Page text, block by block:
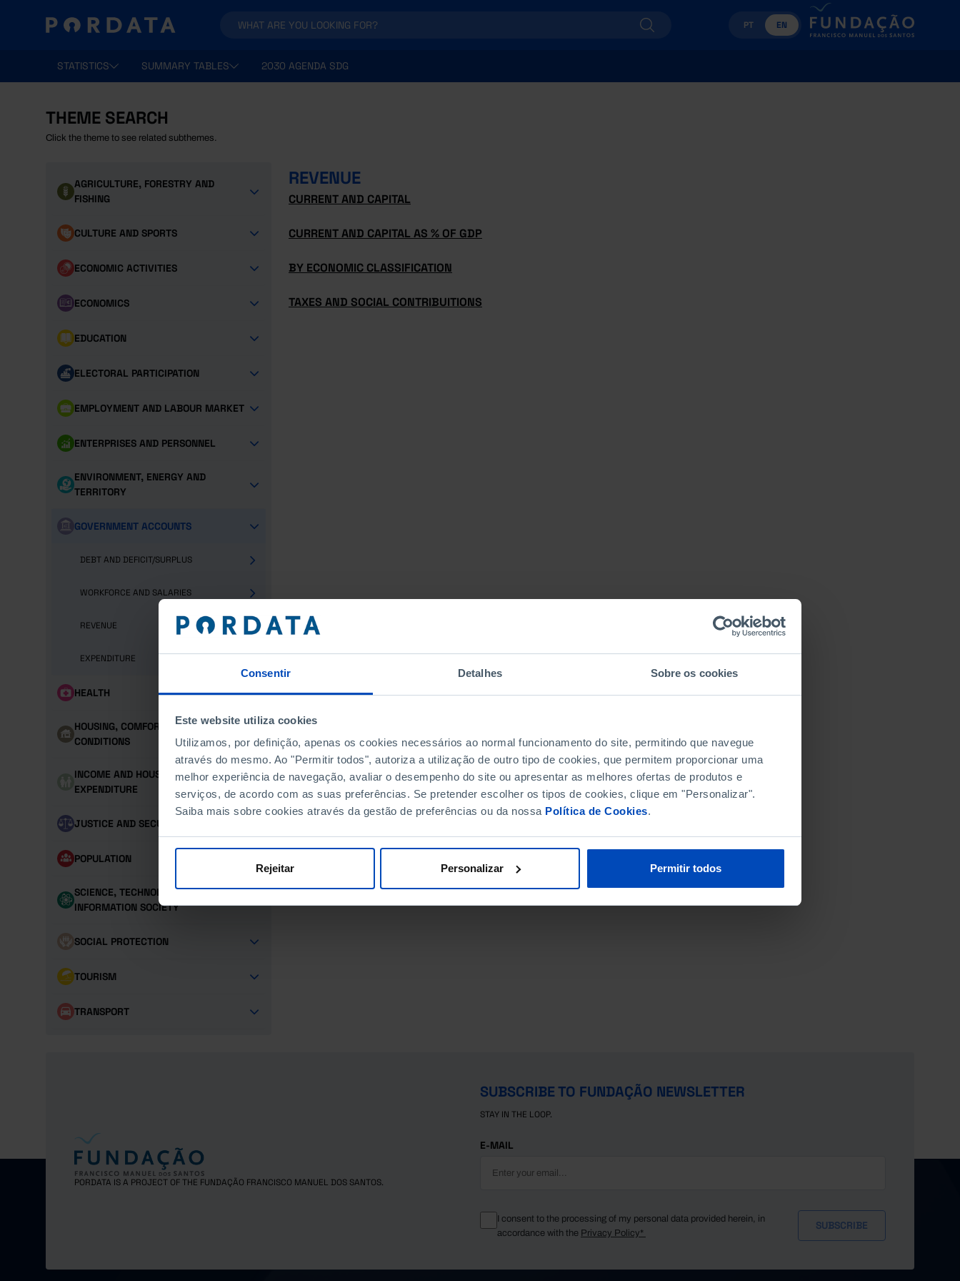
Consentir Detalhes Sobre os cookies
Este website utiliza cookies
Utilizamos, por definição, apenas os cookies necessários ao normal funcionamento do site, permitindo que navegue
através do mesmo. Ao "Permitir todos", autoriza a utilização de outro tipo de cookies, que permitem proporcionar uma
melhor experiência de navegação, avaliar o desempenho do site ou apresentar as melhores ofertas de produtos e
serviços, de acordo com as suas preferências. Se pretender escolher os tipos de cookies, clique em "Personalizar".
Saiba mais sobre cookies através da gestão de preferências ou da nossa Política de Cookies.
Rejeitar Personalizar Permitir todos
PT EN
STATISTICS SUMMARY TABLES 2030 AGENDA SDG
THEME SEARCH
Click the theme to see related subthemes.
AGRICULTURE, FORESTRY AND
FISHING
CULTURE AND SPORTS
ECONOMIC ACTIVITIES
ECONOMICS
EDUCATION
ELECTORAL PARTICIPATION
EMPLOYMENT AND LABOUR MARKET
ENTERPRISES AND PERSONNEL
ENVIRONMENT, ENERGY AND
TERRITORY
GOVERNMENT ACCOUNTS
DEBT AND DEFICIT/SURPLUS
WORKFORCE AND SALARIES
REVENUE
EXPENDITURE
HEALTH
HOUSING, COMFORT AND LIVING
CONDITIONS
INCOME AND HOUSEHOLD
EXPENDITURE
JUSTICE AND SECURITY
POPULATION
SCIENCE, TECHNOLOGY AND
INFORMATION SOCIETY
SOCIAL PROTECTION
TOURISM
TRANSPORT
REVENUE
CURRENT AND CAPITAL
CURRENT AND CAPITAL AS % OF GDP
BY ECONOMIC CLASSIFICATION
TAXES AND SOCIAL CONTRIBUITIONS
PORDATA IS A PROJECT OF THE FUNDAÇÃO FRANCISCO MANUEL DOS SANTOS.
SUBSCRIBE TO FUNDAÇÃO NEWSLETTER
STAY IN THE LOOP.
E-MAIL
I consent to the processing of my personal data provided herein, in
accordance with the Privacy Policy*